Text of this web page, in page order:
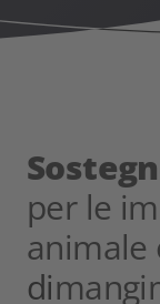
per le
animale
di